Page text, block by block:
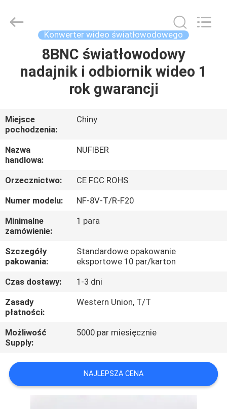
PRODUKTY
O
NAS
WYCIECZKA
PO
FABRYCE
KONTROLA
JAKOŚCI
SKONTAKTUJ
SIĘ
Z
NAMI
AKTUALNOŚCI
Co.,Ltd.
Konwerter wideo światłowodowego
8BNC światłowodowy
nadajnik i odbiornik wideo 1
rok gwarancji
Miejsce
pochodzenia:
Chiny
Nazwa
handlowa:
NUFIBER
Orzecznictwo:
CE FCC ROHS
Numer modelu:
NF-8V-T/R-F20
Minimalne
zamówienie:
1 para
Szczegóły
pakowania:
Standardowe opakowanie
eksportowe 10 par/karton
Czas dostawy:
1-3 dni
Zasady
płatności:
Western Union, T/T
Możliwość
Supply:
5000 par miesięcznie
NAJLEPSZA CENA